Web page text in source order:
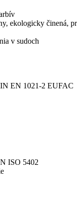
ekologicky činená,
v sudoch
EN 1021-­2 EUFAC
ISO 5402